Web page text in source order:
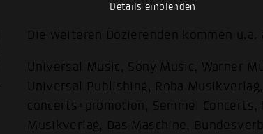
Details einblenden
Die weiteren Dozierenden kommen
Universal Music, Sony Music, Warner
Universal Publishing, Roba
concerts+promotion, Semmel Concerts,
Musikverlag, Das Maschine,